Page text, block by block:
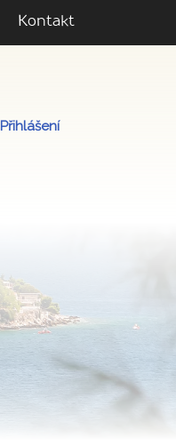
Kontakt
Přihlášení